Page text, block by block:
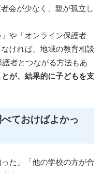
会が少なく、親が孤立し
や「オンライン保護者
ければ、地域の教育相談
者とつながる方法もあ
とが、結果的に子どもを支
ておけばよかっ
った」「他の学校の方が合